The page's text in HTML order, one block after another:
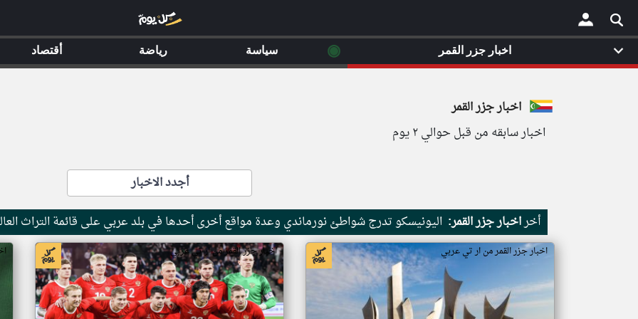
×
اخبار جزر القمر
اخبار سابقه من قبل حوالي ٢ يوم
أجدد الاخبار
أخراخبار جزر القمر: اليونيسكو تدرج شواطئ نورماندي وعدة مواقع أخرى أحدها في بلد عربي على قائمة التراث
اخبار جزر القمر من ار تي عربي اخبار جزر القمر من ار تي عربي
اخبار جزر القمر ◉ سياسة رياضة أقتصاد